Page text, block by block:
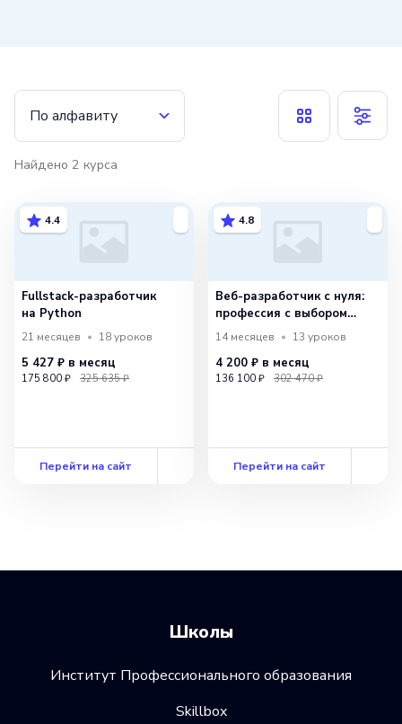
развитие навыков. Он сам является ярким
примером этого подхода, так как
и навыки в IT-сфере. Его энтузиазм
и преданность своей профессии делают
его великим учителем и вдохновляют
По алфавиту
Найдено 2 курса
4.4
Fullstack-разработчик
на Python
21 месяцев 18уроков
5 427 ₽ в месяц
175 800 ₽ 325 635 ₽
Перейти на сайт
4.8
Веб-разработчик с нуля:
профессия с выбором
специализации
14 месяцев 13 уроков
4 200 ₽ в месяц
136 100 ₽ 302 470 ₽
Перейти на сайт
Школы
Институт Профессионального образования
Skillbox